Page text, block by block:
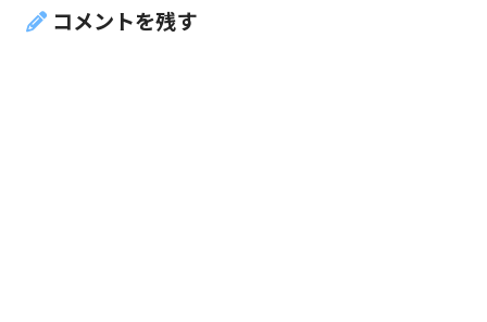
コメントを残す